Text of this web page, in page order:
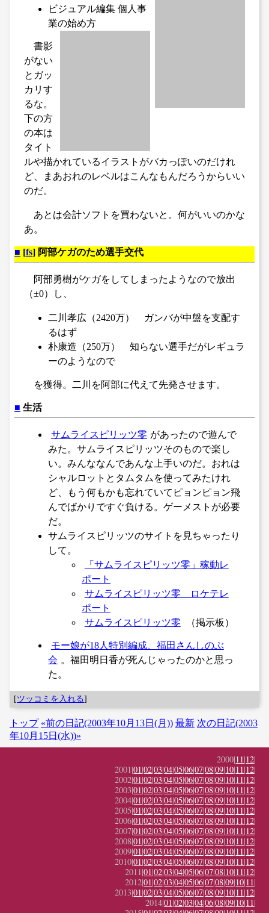
ビジュアル編集 個人事
業の始め方
書影
がない
とガッ
カリす
るな。
下の方
の本は
タイト
ルや描かれているイラストがバカっぽいのだけれ
ど、まあおれのレベルはこんなもんだろうからいい
のだ。
あとは会計ソフトを買わないと。何がいいのかな
あ。
■ [fs] 阿部ケガのため選手交代
阿部勇樹がケガをしてしまったようなので放出
（±0）し、
二川孝広（2420万） ガンバが中盤を支配す
るはず
朴康造（250万） 知らない選手だがレギュラ
ーのようなので
を獲得。二川を阿部に代えて先発させます。
■ 生活
サムライスピリッツ零 があったので遊んで
みた。サムライスピリッツそのもので楽し
い。みんななんであんな上手いのだ。おれは
シャルロットとタムタムを使ってみたけれ
ど、もう何もかも忘れていてピョンピョン飛
んでばかりですぐ負ける。ゲーメストが必要
だ。
サムライスピリッツのサイトを見ちゃったり
して。
「サムライスピリッツ零」稼動レ
ポート
サムライスピリッツ零 ロケテレ
ポート
サムライスピリッツ零
（掲示板）
モー娘が18人特別編成、福田さんしのぶ
会 。福田明日香が死んじゃったのかと思っ
た。
[ツッコミを入れる]
トップ «前の日記(2003年10月13日(月)) 最新 次の日記(2003
年10月15日(水))»
2000|11|12|
2001|01|02|03|04|05|06|07|08|09|10|11|12|
2002|01|02|03|04|05|06|07|08|09|10|11|12|
2003|01|02|03|04|05|06|07|08|09|10|11|12|
2004|01|02|03|04|05|06|07|08|09|10|11|12|
2005|01|02|03|04|05|06|07|08|09|10|11|12|
2006|01|02|03|04|05|06|07|08|09|10|11|12|
2007|01|02|03|04|05|06|07|08|09|10|11|12|
2008|01|02|03|04|05|06|07|08|09|10|11|12|
2009|01|02|03|04|05|06|07|08|09|10|11|12|
2010|01|02|03|04|05|06|07|08|09|10|11|12|
2011|01|02|03|04|05|06|07|08|10|11|12|
2012|01|02|03|04|05|06|07|08|09|10|11|
2013|01|02|03|04|05|06|07|08|09|10|11|12|
2014|01|02|03|04|06|08|09|10|11|